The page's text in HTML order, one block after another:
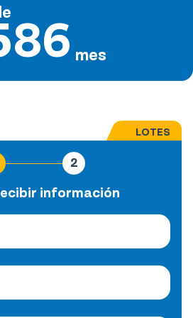
mes
LOTES
2
información